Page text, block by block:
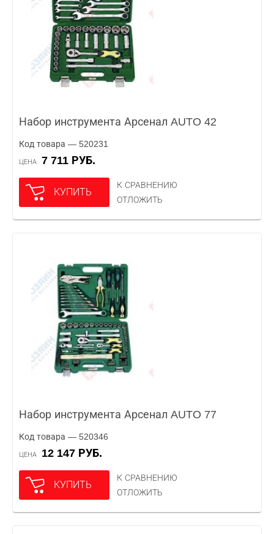
Набор инструмента Арсенал AUTO 42
Код товара — 520231
ЦЕНА 7 711 РУБ.
КУПИТЬ
К СРАВНЕНИЮ
ОТЛОЖИТЬ
Набор инструмента Арсенал AUTO 77
Код товара — 520346
ЦЕНА 12 147 РУБ.
КУПИТЬ
К СРАВНЕНИЮ
ОТЛОЖИТЬ